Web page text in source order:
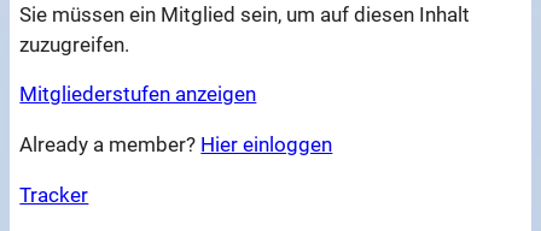
Sie müssen ein Mitglied sein, um auf diesen Inhalt
zuzugreifen.
Mitgliederstufen anzeigen
Already a member? Hier einloggen
Tracker